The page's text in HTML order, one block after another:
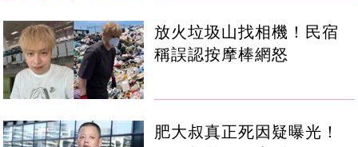
放火垃圾山找相機！民宿
稱誤認按摩棒網怒
肥大叔真正死因疑曝光！